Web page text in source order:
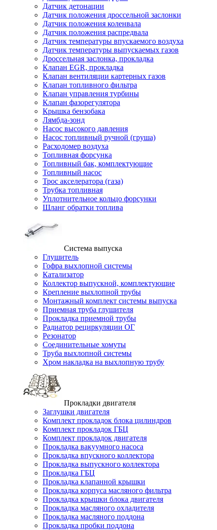
Датчик детонации
Датчик положения дроссельной заслонки
Датчик положения коленвала
Датчик положения распредвала
Датчик температуры впускаемого воздуха
Датчик температуры выпускаемых газов
Дроссельная заслонка, прокладка
Клапан EGR, прокладка
Клапан вентиляции картерных газов
Клапан топливного фильтра
Клапан управления турбины
Клапан фазорегулятора
Крышка бензобака
Лямбда-зонд
Насос высокого давления
Насос топливный ручной (груша)
Расходомер воздуха
Топливная форсунка
Топливный бак, комплектующие
Топливный насос
Трос акселератора (газа)
Трубка топливная
Уплотнительное кольцо форсунки
Шланг обратки топлива
Система выпуска
Глушитель
Гофра выхлопной системы
Катализатор
Коллектор выпускной, комплектующие
Крепление выхлопной трубы
Монтажный комплект системы выпуска
Приемная труба глушителя
Прокладка приемной трубы
Радиатор рециркуляции ОГ
Резонатор
Соединительные хомуты
Труба выхлопной системы
Хром накладка на выхлопную трубу
Прокладки двигателя
Заглушки двигателя
Комплект прокладок блока цилиндров
Комплект прокладок ГБЦ
Комплект прокладок двигателя
Прокладка вакуумного насоса
Прокладка впускного коллектора
Прокладка выпускного коллектора
Прокладка ГБЦ
Прокладка клапанной крышки
Прокладка корпуса масляного фильтра
Прокладка крышки блока двигателя
Прокладка масляного охладителя
Прокладка масляного поддона
Прокладка пробки поддона